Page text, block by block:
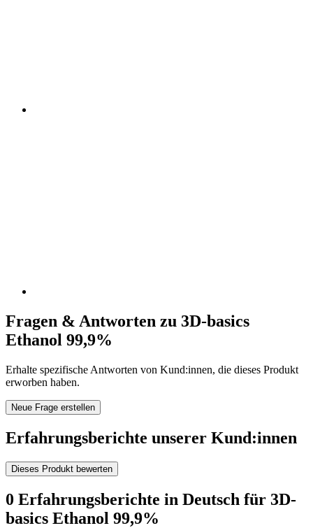
Fragen & Antworten zu 3D-basics
Ethanol 99,9%
Erhalte spezifische Antworten von Kund:innen, die dieses Produkt
erworben haben.
Neue Frage erstellen
Erfahrungsberichte unserer Kund:innen
Dieses Produkt bewerten
0 Erfahrungsberichte in Deutsch für 3D-
basics Ethanol 99,9%